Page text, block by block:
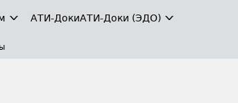
АТИ-ДокиАТИ-Доки (ЭДО)